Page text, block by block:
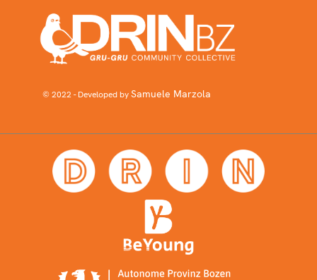
© 2022 - Developed bySamuele Marzola